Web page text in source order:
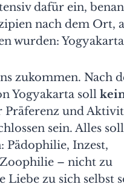
dafür ein,
nach dem Ort,
wurden:
zukommen. Nach
Yogyakarta soll
Präferenz und
sein. Alles soll
Pädophilie, Inzest,
– nicht zu
Liebe zu sich selbst